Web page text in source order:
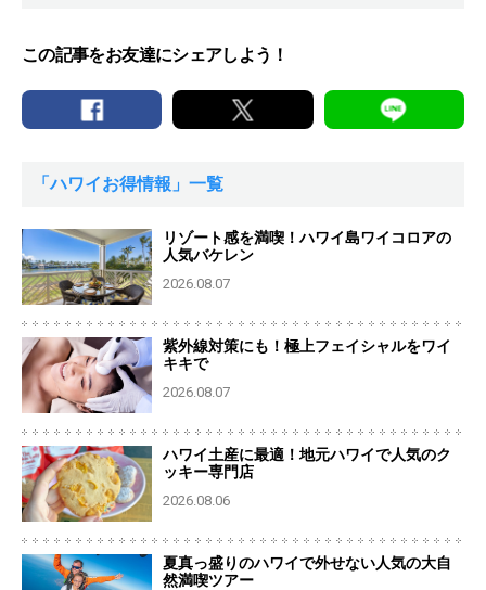
この記事をお友達にシェアしよう！
「ハワイお得情報」一覧
リゾート感を満喫！ハワイ島ワイコロアの
人気バケレン
2026.08.07
紫外線対策にも！極上フェイシャルをワイ
キキで
2026.08.07
ハワイ土産に最適！地元ハワイで人気のク
ッキー専門店
2026.08.06
夏真っ盛りのハワイで外せない人気の大自
然満喫ツアー